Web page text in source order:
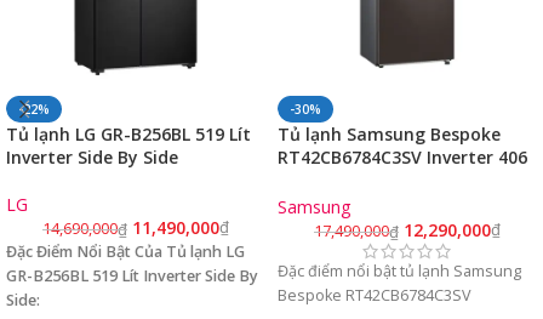
-22%
Tủ lạnh LG GR-B256BL 519 Lít
Inverter Side By Side
LG
14,690,000₫ 11,490,000₫
Đặc Điểm Nổi Bật Của Tủ lạnh LG
GR-B256BL 519 Lít Inverter Side By
Side:
-30%
Tủ lạnh Samsung Bespoke
RT42CB6784C3SV Inverter 406
Samsung
17,490,000₫ 12,290,000₫
Đặc điểm nổi bật tủ lạnh Samsung
Bespoke RT42CB6784C3SV